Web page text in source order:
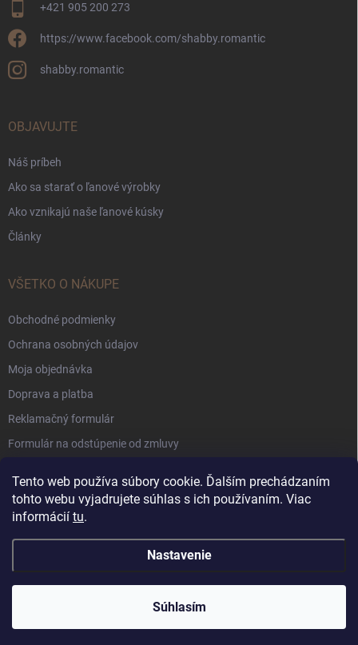
Tento web používa súbory cookie. Ďalším prechádzaním
tohto webu vyjadrujete súhlas s ich používaním. Viac
informácií tu.
Nastavenie
Súhlasím
+421 905 200 273
https://www.facebook.com/shabby.romantic
shabby.romantic
OBJAVUJTE
Náš príbeh
Ako sa starať o ľanové výrobky
Ako vznikajú naše ľanové kúsky
Články
VŠETKO O NÁKUPE
Obchodné podmienky
Ochrana osobných údajov
Moja objednávka
Doprava a platba
Reklamačný formulár
Formulár na odstúpenie od zmluvy
Shabby Romantic